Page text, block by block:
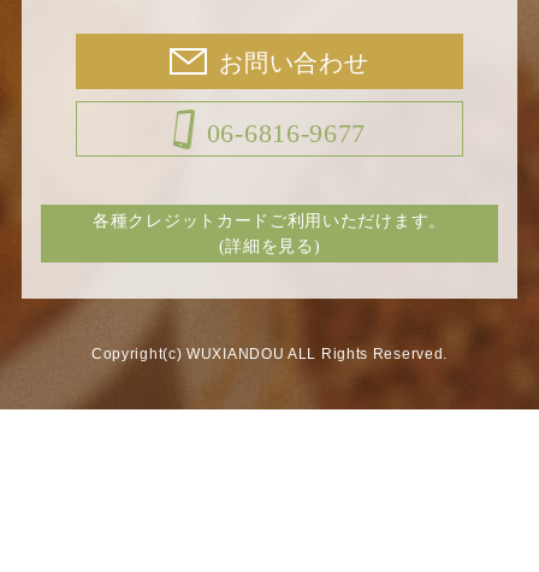
お問い合わせ
06-6816-9677
各種クレジットカードご利用いただけます。
(詳細を見る)
Copyright(c) WUXIANDOU ALL Rights Reserved.